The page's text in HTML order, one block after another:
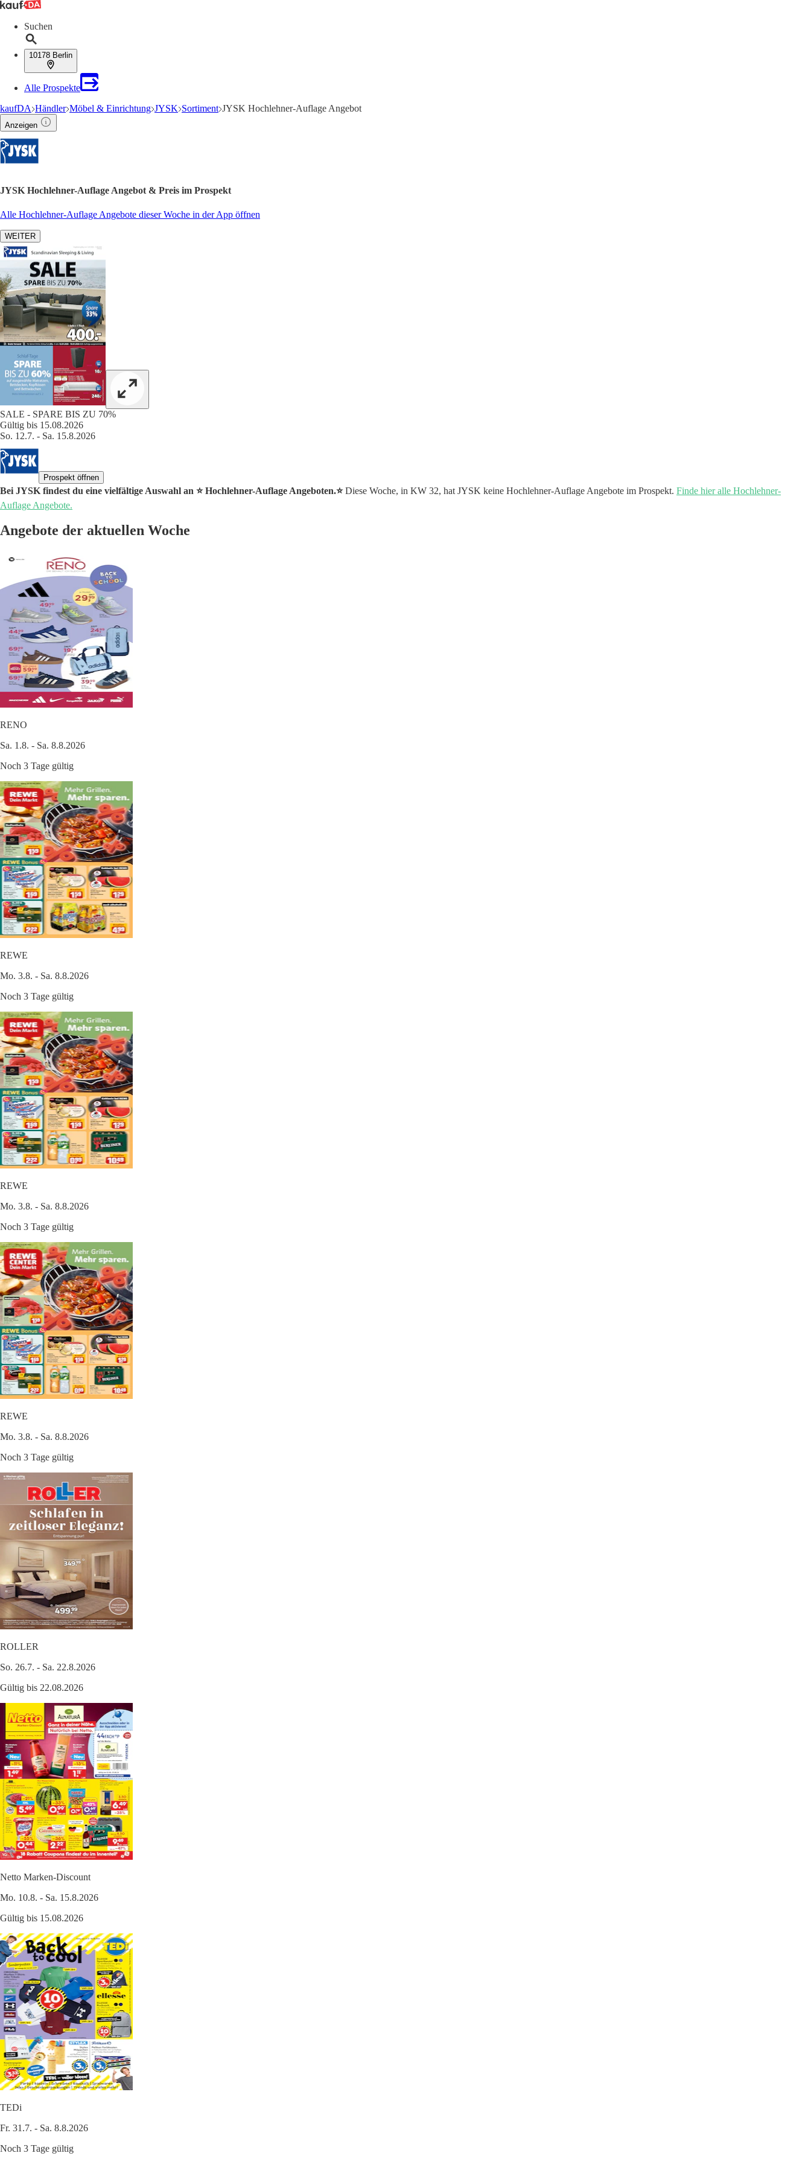
Suchen
10178 Berlin
Alle Prospekte
kaufDA Händler Möbel & Einrichtung JYSK Sortiment JYSK Hochlehner-Auflage Angebot
Anzeigen
JYSK Hochlehner-Auflage Angebot & Preis im Prospekt
Alle Hochlehner-Auflage Angebote dieser Woche in der App öffnen
WEITER
SALE - SPARE BIS ZU 70%
Gültig bis 15.08.2026
So. 12.7. - Sa. 15.8.2026
Prospekt öffnen
Bei JYSK findest du eine vielfältige Auswahl an ⭐️ Hochlehner-Auflage Angeboten.⭐️Diese Woche, in KW 32, hat JYSK keine Hochlehner-Auflage Angebote im Prospekt. Finde hier alle Hochlehner-
Auflage Angebote.
Angebote der aktuellen Woche
RENO
Sa. 1.8. - Sa. 8.8.2026
Noch 3 Tage gültig
REWE
Mo. 3.8. - Sa. 8.8.2026
Noch 3 Tage gültig
REWE
Mo. 3.8. - Sa. 8.8.2026
Noch 3 Tage gültig
REWE
Mo. 3.8. - Sa. 8.8.2026
Noch 3 Tage gültig
ROLLER
So. 26.7. - Sa. 22.8.2026
Gültig bis 22.08.2026
Netto Marken-Discount
Mo. 10.8. - Sa. 15.8.2026
Gültig bis 15.08.2026
TEDi
Fr. 31.7. - Sa. 8.8.2026
Noch 3 Tage gültig